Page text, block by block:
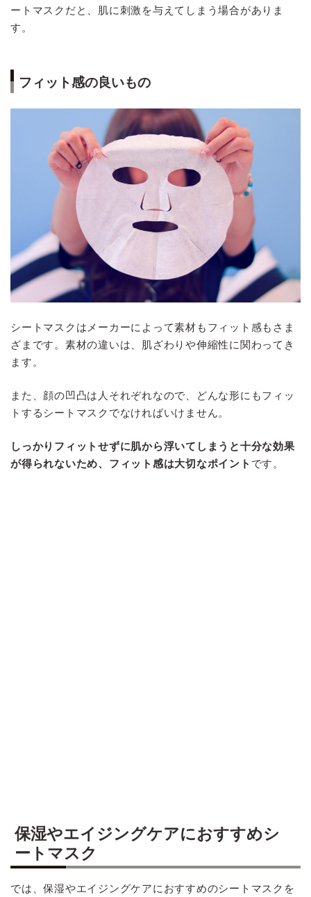
ートマスクだと、肌に刺激を与えてしまう場合がありま
す。
フィット感の良いもの
シートマスクはメーカーによって素材もフィット感もさま
ざまです。素材の違いは、肌ざわりや伸縮性に関わってき
ます。
また、顔の凹凸は人それぞれなので、どんな形にもフィッ
トするシートマスクでなければいけません。
しっかりフィットせずに肌から浮いてしまうと十分な効果
が得られないため、フィット感は大切なポイント です。
保湿やエイジングケアにおすすめシ
ートマスク
では、保湿やエイジングケアにおすすめのシートマスクを